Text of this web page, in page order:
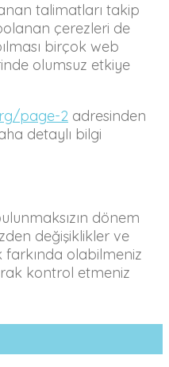
talimatları takip
çerezleri de
birçok web
olumsuz etkiye
page-2 adresinden
detaylı bilgi
dönem
değişiklikler ve
olabilmeniz
kontrol etmeniz